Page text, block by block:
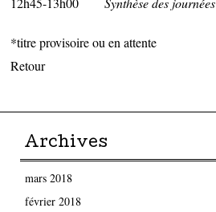
*titre provisoire ou en attente
Retour
Archives
mars 2018
février 2018